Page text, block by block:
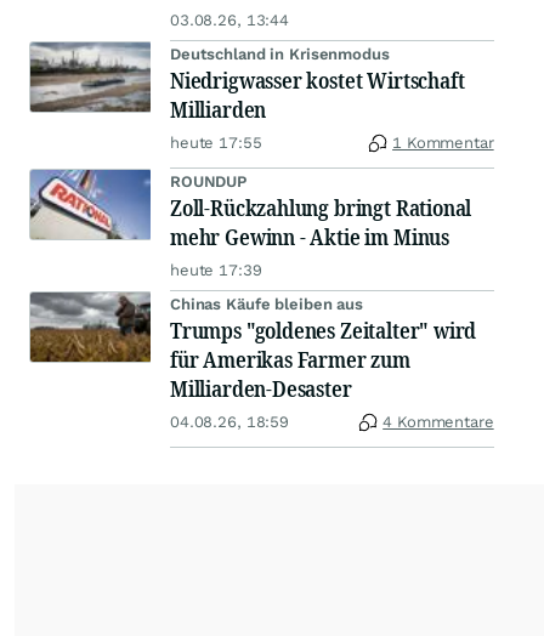
03.08.26, 13:44
Deutschland in Krisenmodus
Niedrigwasser kostet Wirtschaft
Milliarden
heute 17:55 1 Kommentar
ROUNDUP
Zoll-Rückzahlung bringt Rational
mehr Gewinn - Aktie im Minus
heute 17:39
Chinas Käufe bleiben aus
Trumps "goldenes Zeitalter" wird
für Amerikas Farmer zum
Milliarden-Desaster
04.08.26, 18:59 4 Kommentare